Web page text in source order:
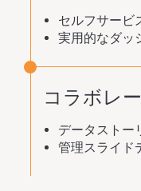
セルフサービ
実用的なダッ
コラボレ
データストー
管理スライド